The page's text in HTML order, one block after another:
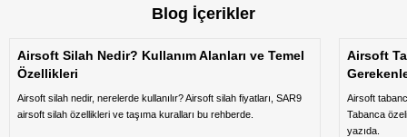
Blog İçerikler
Airsoft Silah Nedir? Kullanım Alanları ve Temel
Özellikleri
Airsoft silah nedir, nerelerde kullanılır? Airsoft silah fiyatları, SAR9
airsoft silah özellikleri ve taşıma kuralları bu rehberde.
Airsoft
Airsoft
Tabanca
yazıda.